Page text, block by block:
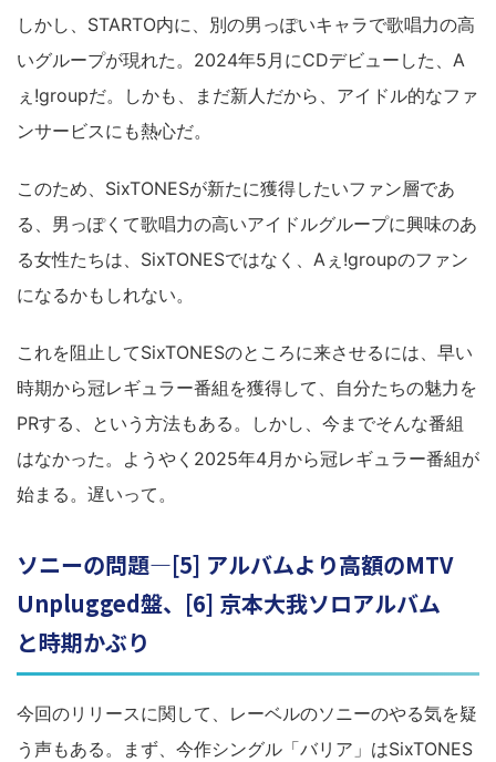
しかし、STARTO内に、別の男っぽいキャラで歌唱力の高
いグループが現れた。2024年5月にCDデビューした、A
ぇ!groupだ。しかも、まだ新人だから、アイドル的なファ
ンサービスにも熱心だ。
このため、SixTONESが新たに獲得したいファン層であ
る、男っぽくて歌唱力の高いアイドルグループに興味のあ
る女性たちは、SixTONESではなく、Aぇ!groupのファン
になるかもしれない。
これを阻止してSixTONESのところに来させるには、早い
時期から冠レギュラー番組を獲得して、自分たちの魅力を
PRする、という方法もある。しかし、今までそんな番組
はなかった。ようやく2025年4月から冠レギュラー番組が
始まる。遅いって。
ソニーの問題―[5] アルバムより高額のMTV
Unplugged盤、[6] 京本大我ソロアルバム
と時期かぶり
今回のリリースに関して、レーベルのソニーのやる気を疑
う声もある。まず、今作シングル「バリア」はSixTONES